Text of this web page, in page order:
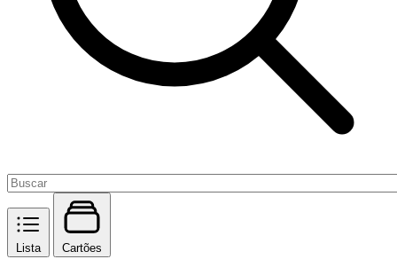
Lista Cartões